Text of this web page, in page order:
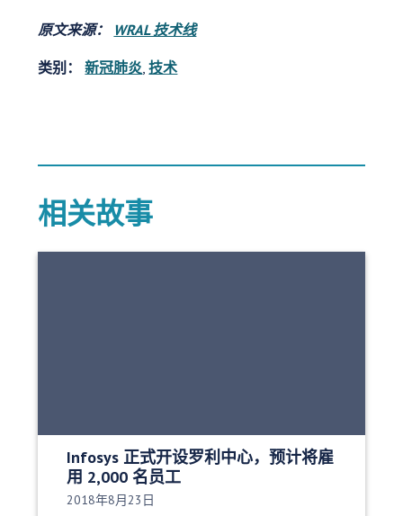
原文来源： WRAL 技术线
类别： 新冠肺炎 ,技术
相关故事
Infosys 正式开设罗利中心，预计将雇
用 2,000 名员工
发布日期：
2018年8月23日